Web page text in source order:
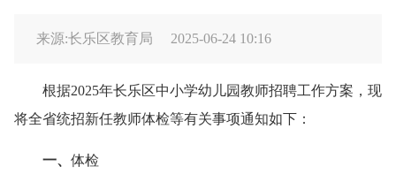
来源:长乐区教育局 2025-06-24 10:16
根据2025年长乐区中小学幼儿园教师招聘工作方案，现
将全省统招新任教师体检等有关事项通知如下：
一、 体检